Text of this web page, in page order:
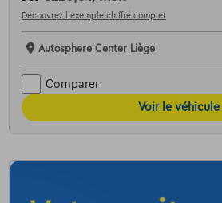
Découvrez l’exemple chiffré complet
Autosphere Center Liège
Comparer
Voir le véhicule